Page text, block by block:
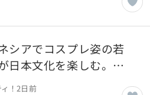
シアでコスプレ姿の若
日本文化を楽しむ。チ
さくら祭り」【インド
！2日前